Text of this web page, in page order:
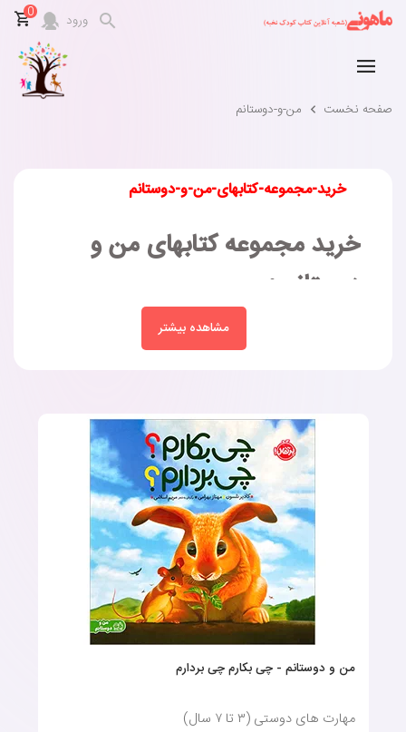
ورود 0
صفحه نخست من-و-دوستانم
خرید-مجموعه-کتابهای-من-و-دوستانم
خرید مجموعه کتابهای من و
دوستانم :
مشاهده بیشتر
من و دوستانم - چی بکارم چی بردارم
مهارت های دوستی (٣ تا ٧ سال)